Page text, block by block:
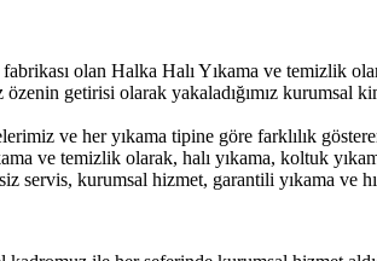
olan Halka Halı Yıkama ve temizlik
getirisi olarak yakaladığımız kurumsal
ve her yıkama tipine göre farklılık
ve temizlik olarak, halı yıkama, koltuk
servis, kurumsal hizmet, garantili yıkama ve